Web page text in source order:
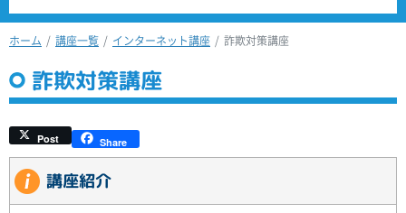
ホーム 講座一覧 インターネット講座 詐欺対策講座
詐欺対策講座
Post Share
講座紹介